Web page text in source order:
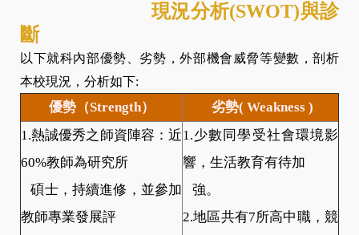
現況分析(SWOT)與診
斷
以下就科內部優勢、劣勢，外部機會威脅等變數，剖析
本校現況，分析如下:
優勢（Strength）
劣勢( Weakness )
1.熱誠優秀之師資陣容：近
60%教師為研究所
碩士，持續進修，並參加
教師專業發展評
1.少數同學受社會環境影
響，生活教育有待加
強。
2.地區共有7所高中職，競